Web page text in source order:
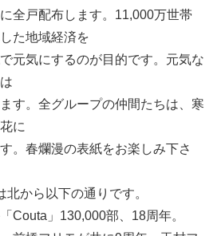
全戸配布します。11,000万世帯
た地域経済を
元気にするのが目的です。元気な
す。全グループの仲間たちは、寒
に
。春爛漫の表紙をお楽しみ下さ
から以下の通りです。
Couta」130,000部、18周年。